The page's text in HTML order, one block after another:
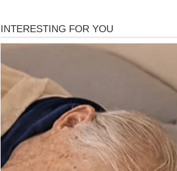
pažnjom i željom da zajedno provedete
Slobodni Ovnovi mogli bi upoznati osobu
slučajan susret mogao bi prerasti u veoma
Bikovima ljubav donosi sigurnost i mir.
dodatno će učvrstiti vaš odnos.